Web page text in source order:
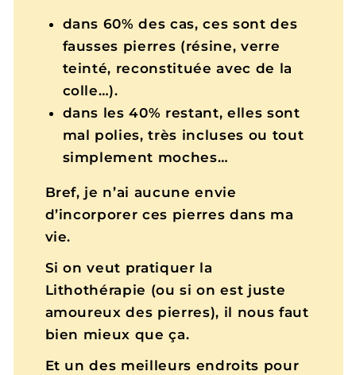
dans 60% des cas, ces sont des
fausses pierres (résine, verre
teinté, reconstituée avec de la
colle…).
dans les 40% restant, elles sont
mal polies, très incluses ou tout
simplement moches…
Bref, je n’ai aucune envie
d’incorporer ces pierres dans ma
vie.
Si on veut pratiquer la
Lithothérapie (ou si on est juste
amoureux des pierres), il nous faut
bien mieux que ça.
Et un des meilleurs endroits pour